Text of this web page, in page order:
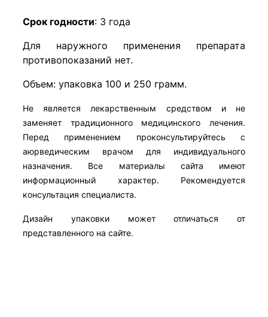
Срок годности: 3 года
Для наружного применения препарата
противопоказаний нет.
Объем: упаковка 100 и 250 грамм.
Не является лекарственным средством и не
заменяет традиционного медицинского лечения.
Перед применением проконсультируйтесь с
аюрведическим врачом для индивидуального
назначения. Все материалы сайта имеют
информационный характер. Рекомендуется
консультация специалиста.
Дизайн упаковки может отличаться от
представленного на сайте.